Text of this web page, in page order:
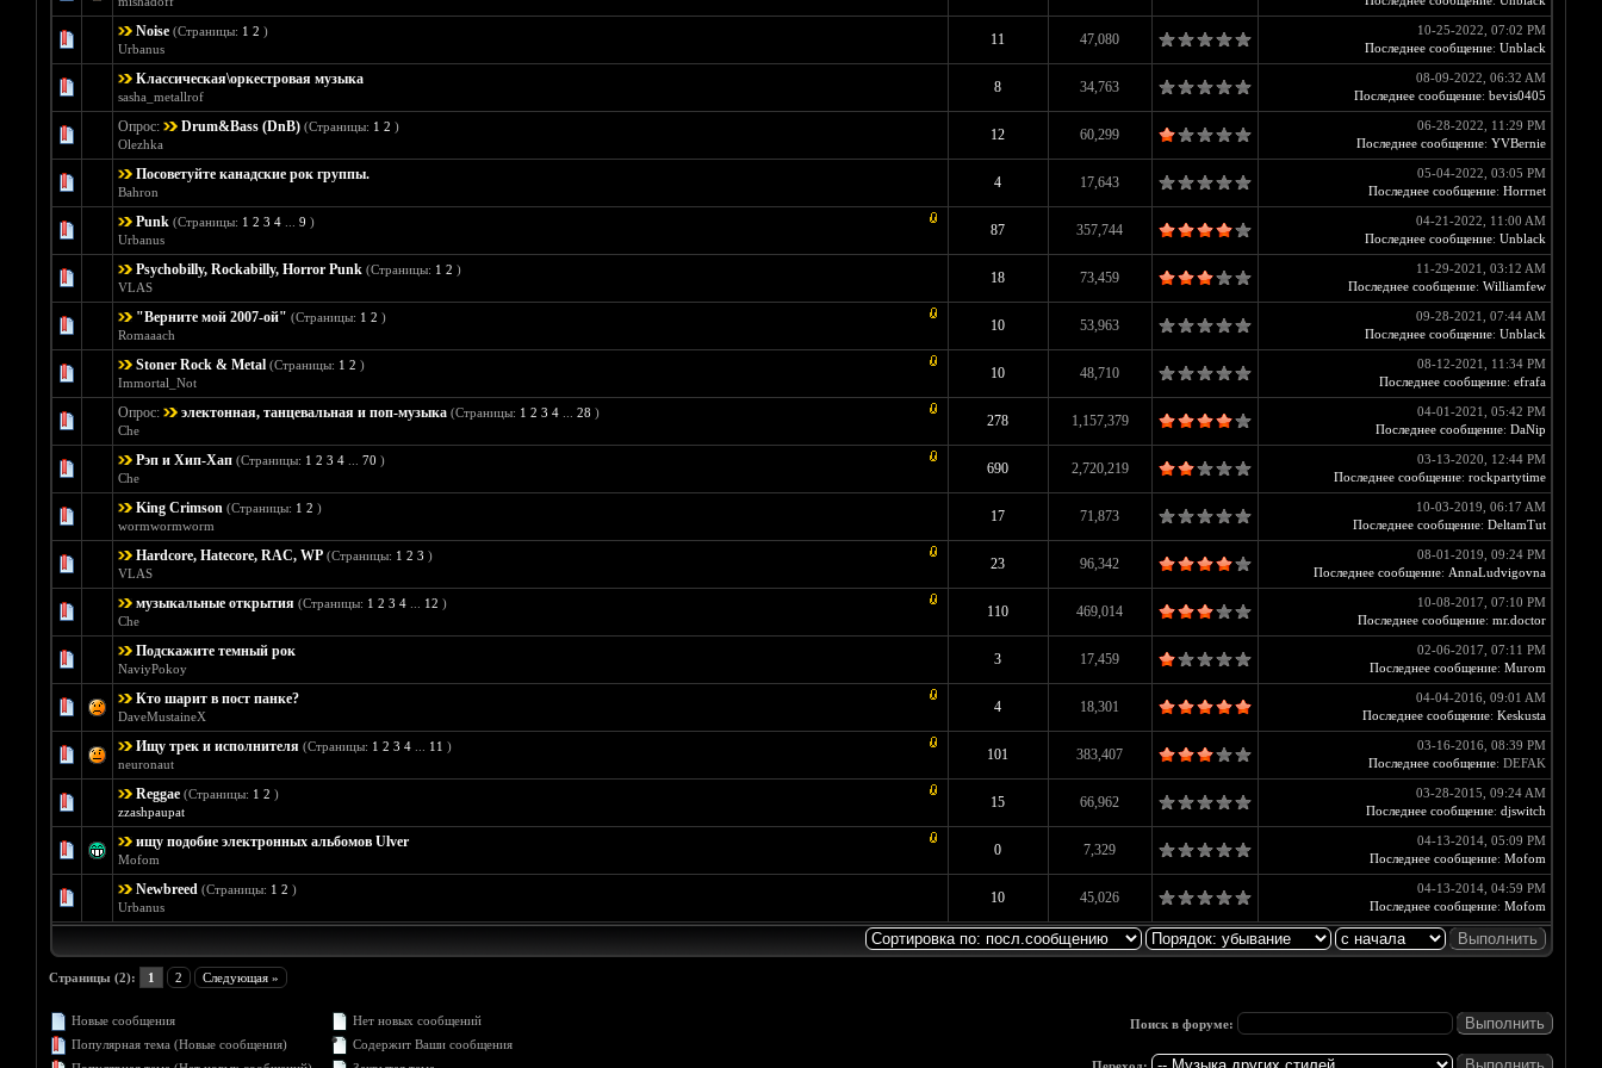
Noise (Страницы: 1 2 )
Urbanus
11 47,080
10-25-2022, 07:02 PM
Последнее сообщение: Unblack
Классическая\оркестровая музыка
sasha_metallrof
8 34,763
08-09-2022, 06:32 AM
Последнее сообщение: bevis0405
Опрос: Drum&Bass (DnB) (Страницы: 1 2 )
Olezhka
12 60,299
06-28-2022, 11:29 PM
Последнее сообщение: YVBernie
Посоветуйте канадские рок группы.
Bahron
4 17,643
05-04-2022, 03:05 PM
Последнее сообщение: Horrnet
Punk (Страницы: 1 2 3 4 9 )
Urbanus
87 357,744
04-21-2022, 11:00 AM
Последнее сообщение: Unblack
Psychobilly, Rockabilly, Horror Punk (Страницы: 1 2 )
VLAS
18 73,459
11-29-2021, 03:12 AM
Последнее сообщение: Williamfew
"Верните мой 2007-ой" (Страницы: 1 2 )
Romaaach
10 53,963
09-28-2021, 07:44 AM
Последнее сообщение: Unblack
Stoner Rock & Metal (Страницы: 1 2 )
Immortal_Not
10 48,710
08-12-2021, 11:34 PM
Последнее сообщение: efrafa
Опрос: электонная, танцевальная и поп-музыка (Страницы: 1 2 3 4 28 )
Che
278 1,157,379
Голосов: 7 - Средняя оценка: 4.43 из 5
1 23 4
04-01-2021, 05:42 PM
Последнее сообщение: DaNip
Рэп и Хип-Хап (Страницы: 1 2 3 4 70 )
Che
690 2,720,219
03-13-2020, 12:44 PM
Последнее сообщение: rockpartytime
King Crimson (Страницы: 1 2 )
wormwormworm
17 71,873
10-03-2019, 06:17 AM
Последнее сообщение: DeltamTut
Hardcore, Hatecore, RAC, WP (Страницы: 1 2 3 )
VLAS
23 96,342
08-01-2019, 09:24 PM
Последнее сообщение: AnnaLudvigovna
музыкальные открытия (Страницы: 1 2 3 4 12 )
Che
110 469,014
10-08-2017, 07:10 PM
Последнее сообщение: mr.doctor
Подскажите темный рок
NaviyPokoy
3 17,459
02-06-2017, 07:11 PM
Последнее сообщение: Murom
Кто шарит в пост панке?
DaveMustaineX
4 18,301
04-04-2016, 09:01 AM
Последнее сообщение: Keskusta
Ищу трек и исполнителя (Страницы: 1 2 3 4 11 )
neuronaut
101 383,407
03-16-2016, 08:39 PM
Последнее сообщение: DEFAK
Reggae (Страницы: 1 2 )
zzashpaupat
15 66,962
03-28-2015, 09:24 AM
Последнее сообщение: djswitch
ищу подобие электронных альбомов Ulver
Mofom
0 7,329
04-13-2014, 05:09 PM
Последнее сообщение: Mofom
Newbreed (Страницы: 1 2 )
Urbanus
10 45,026
04-13-2014, 04:59 PM
Последнее сообщение: Mofom
Страницы (2): 1 2 Следующая »
Новые сообщения
Популярная тема (Новые сообщения)
Нет новых сообщений
Содержит Ваши сообщения
Поиск в форуме: